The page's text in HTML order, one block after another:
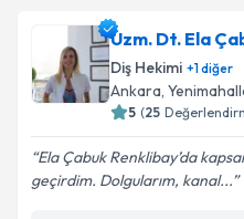
Uzm. Dt. Ela
Diş Hekimi +1diğer
Ankara,
5 (25
Ela Çabuk Renklibay’da
geçirdim. Dolgularım, kanal...